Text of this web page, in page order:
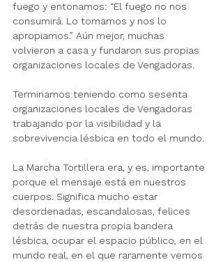
fuego y entonamos: “El fuego no nos
consumirá. Lo tomamos y nos lo
apropiamos.” Aún mejor, muchas
volvieron a casa y fundaron sus propias
organizaciones locales de Vengadoras.
Terminamos teniendo como sesenta
organizaciones locales de Vengadoras
trabajando por la visibilidad y la
sobrevivencia lésbica en todo el mundo.
La Marcha Tortillera era, y es, importante
porque el mensaje está en nuestros
cuerpos. Significa mucho estar
desordenadas, escandalosas, felices
detrás de nuestra propia bandera
lésbica, ocupar el espacio público, en el
mundo real, en el que raramente vemos